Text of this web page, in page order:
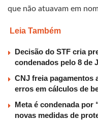
que não atuavam em
Leia Também
Decisão do STF cria
condenados pelo 8 de
CNJ freia pagamentos
erros em cálculos de
Meta é condenada por
novas medidas de